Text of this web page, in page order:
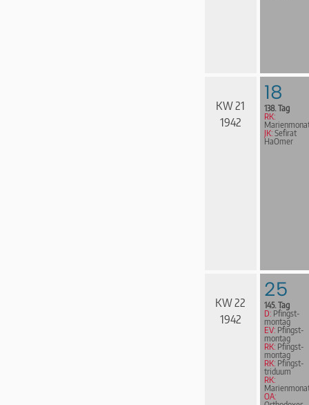
KW 21
1942
18
138. Tag
RK:
JK: Sefirat
HaOmer
KW 22
1942
25
145. Tag
D: Pfingst­
mon­tag
EV: Pfingst­
mon­tag
RK: Pfingst­
mon­tag
RK: Pfingst­
tri­du­um
RK:
OA: